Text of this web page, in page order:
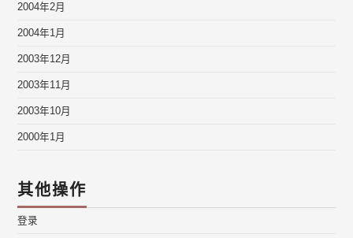
2004年2月
2004年1月
2003年12月
2003年11月
2003年10月
2000年1月
其他操作
登录